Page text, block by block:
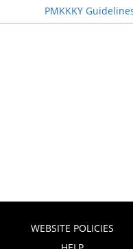
PMKKKY
WEBSITE POLICIES